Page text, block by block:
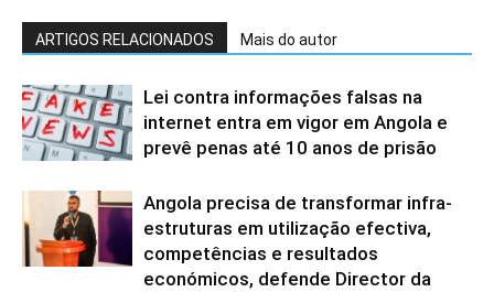
ARTIGOS RELACIONADOS Mais do autor
Lei contra informações falsas na
internet entra em vigor em Angola e
prevê penas até 10 anos de prisão
Angola precisa de transformar infra-
estruturas em utilização efectiva,
competências e resultados
económicos, defende Director da